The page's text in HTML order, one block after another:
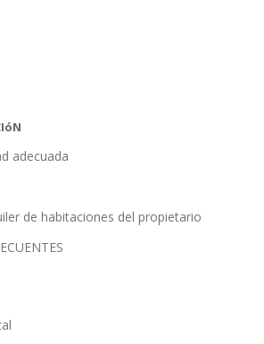
adecuada
de habitaciones del propietario